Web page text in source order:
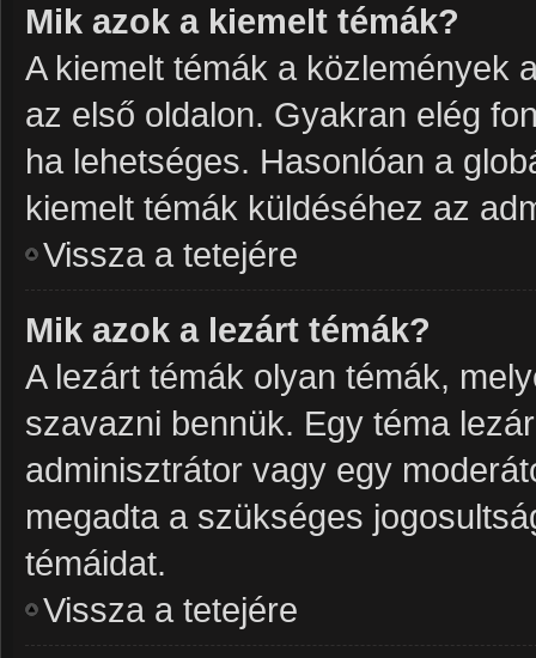
Mik azok a kiemelt témák?
A kiemelt témák a közlemények
az első oldalon. Gyakran elég
ha lehetséges. Hasonlóan a
kiemelt témák küldéséhez az
Vissza a tetejére
Mik azok a lezárt témák?
A lezárt témák olyan témák,
szavazni bennük. Egy téma
adminisztrátor vagy egy
megadta a szükséges
témáidat.
Vissza a tetejére